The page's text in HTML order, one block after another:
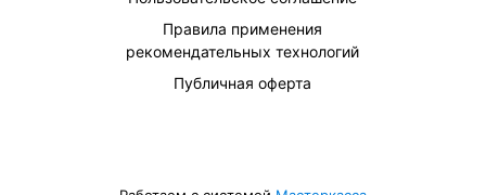
Правила применения
рекомендательных технологий
Публичная оферта